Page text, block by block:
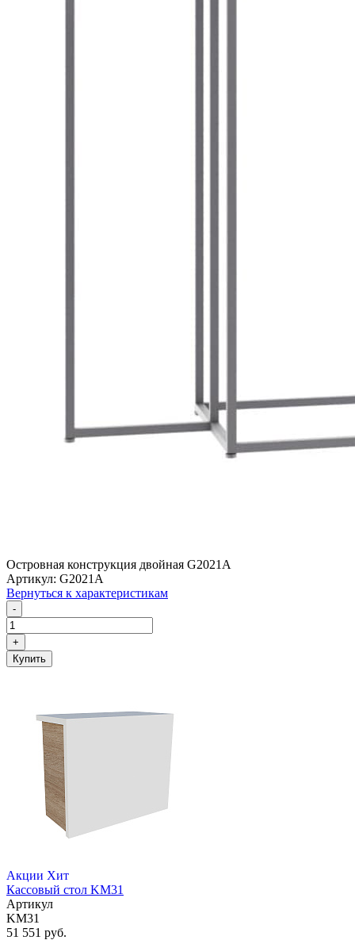
Островная конструкция двойная G2021A
Артикул: G2021A
Вернуться к характеристикам
-
+
Купить
Акции Хит
Кассовый стол KM31
Артикул
KM31
51 551 руб.